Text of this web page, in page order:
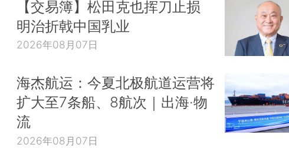
【交易簿】松田克也挥刀止损
明治折戟中国乳业
2026年08月07日
海杰航运：今夏北极航道运营将
扩大至7条船、8航次｜出海·物
流
2026年08月07日